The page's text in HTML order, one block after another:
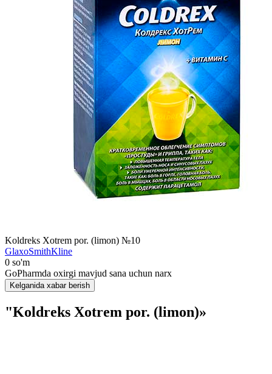
Koldreks Xotrem por. (limon) №10
GlaxoSmithKline
0 so'm
GoPharmda oxirgi mavjud sana uchun narx
Kelganida xabar berish
"Koldreks Xotrem por. (limon)»